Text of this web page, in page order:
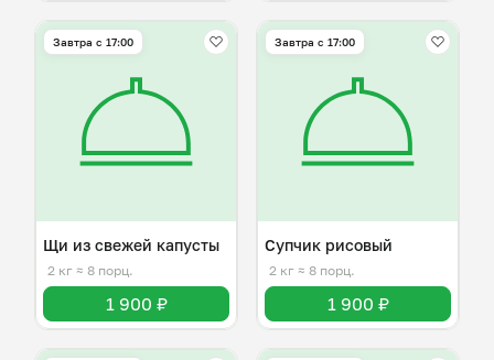
Завтра c 17:00
Щи из свежей капусты
2 кг ≈ 8 порц.
1 900 ₽
Завтра c 17:00
Супчик рисовый
2 кг ≈ 8 порц.
1 900 ₽